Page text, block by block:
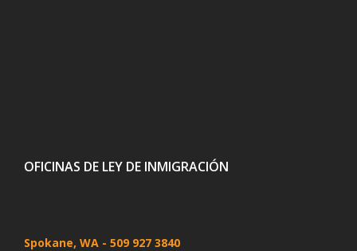
OFICINAS DE LEY DE INMIGRACIÓN
Spokane, WA - 509 927 3840